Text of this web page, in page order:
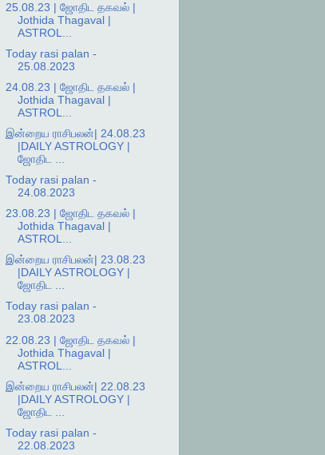
25.08.23 | ஜோதிட தகவல் |
Jothida Thagaval |
ASTROL...
Today rasi palan -
25.08.2023
24.08.23 | ஜோதிட தகவல் |
Jothida Thagaval |
ASTROL...
இன்றைய ராசிபலன்| 24.08.23
|DAILY ASTROLOGY |
ஜோதிட ...
Today rasi palan -
24.08.2023
23.08.23 | ஜோதிட தகவல் |
Jothida Thagaval |
ASTROL...
இன்றைய ராசிபலன்| 23.08.23
|DAILY ASTROLOGY |
ஜோதிட ...
Today rasi palan -
23.08.2023
22.08.23 | ஜோதிட தகவல் |
Jothida Thagaval |
ASTROL...
இன்றைய ராசிபலன்| 22.08.23
|DAILY ASTROLOGY |
ஜோதிட ...
Today rasi palan -
22.08.2023